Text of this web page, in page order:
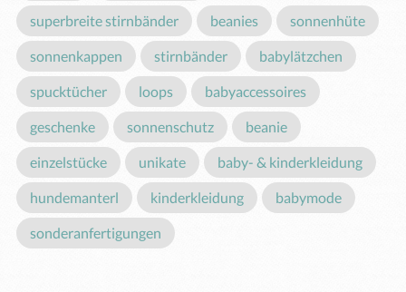
superbreite stirnbänder beanies sonnenhüte
sonnenkappen stirnbänder babylätzchen
spucktücher loops babyaccessoires
geschenke sonnenschutz beanie
einzelstücke unikate baby- & kinderkleidung
hundemanterl kinderkleidung babymode
sonderanfertigungen